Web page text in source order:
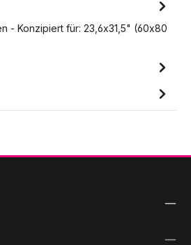
- Konzipiert für: 23,6x31,5" (60x80